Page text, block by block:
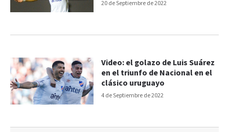
20 de Septiembre de 2022
4 de Septiembre de 2022
Video: el golazo de Luis Suárez
en el triunfo de Nacional en el
clásico uruguayo